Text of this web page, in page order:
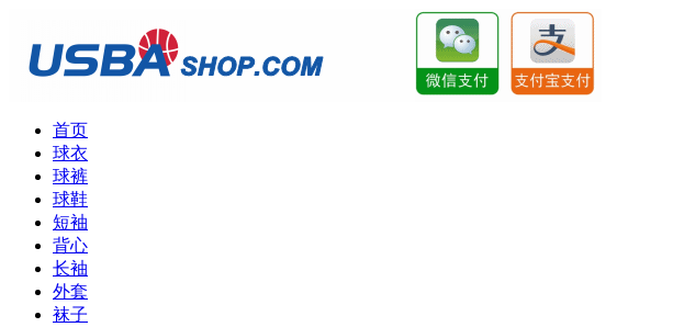
首页
球衣
球裤
球鞋
短袖
背心
长袖
外套
袜子